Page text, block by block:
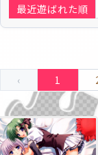
モザイク モザイク
最近遊ばれた順
‹ 1